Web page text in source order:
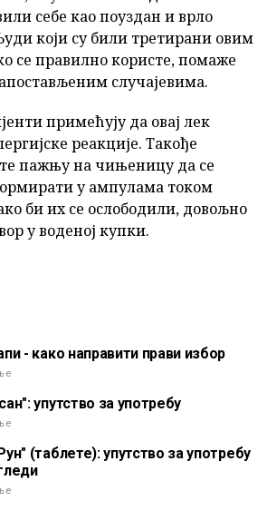
себе као поуздан и врло
који су били третирани овим
се правилно користе, помаже
случајевима.
примећују да овај лек
реакције. Такође
пажњу на чињеницу да се
у ампулама током
би их се ослободили, довољно
у воденој купки.
- како направити прави избор
упутство за употребу
(таблете): упутство за употребу